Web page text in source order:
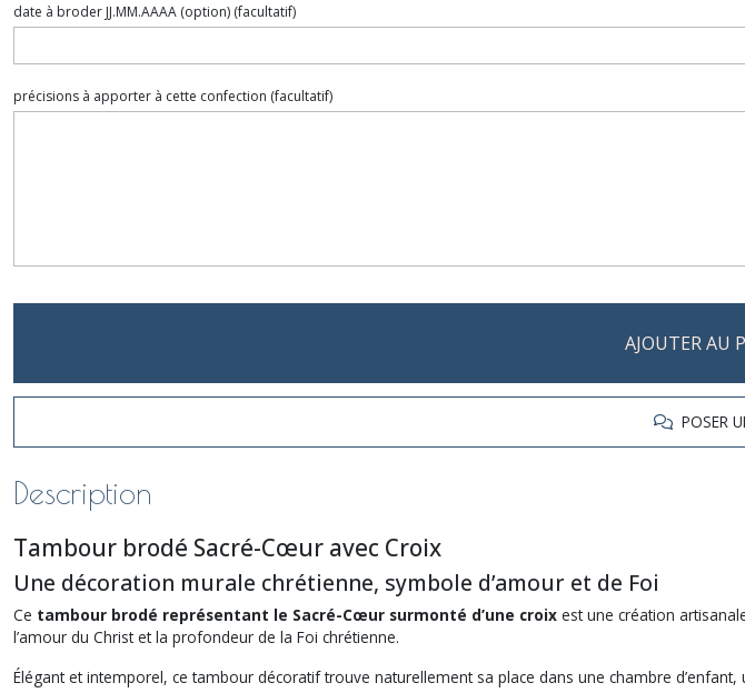
date à broder JJ.MM.AAAA (option) (facultatif)
précisions à apporter à cette confection (facultatif)
AJOUTER AU
POSER
Description
Tambour brodé Sacré-Cœur avec Croix
Une décoration murale chrétienne, symbole d’amour et de Foi
Ce tambour brodé représentant le Sacré-Cœur surmonté d’une croix est une création
l’amour du Christ et la profondeur de la Foi chrétienne.
Élégant et intemporel, ce tambour décoratif trouve naturellement sa place dans une chambre